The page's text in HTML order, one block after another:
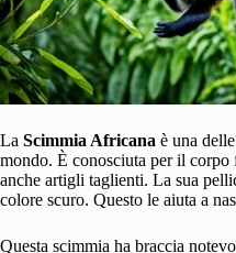
La Scimmia Africana è una
mondo. È conosciuta per il corpo
anche artigli taglienti. La sua
colore scuro. Questo le aiuta a
Questa scimmia ha braccia